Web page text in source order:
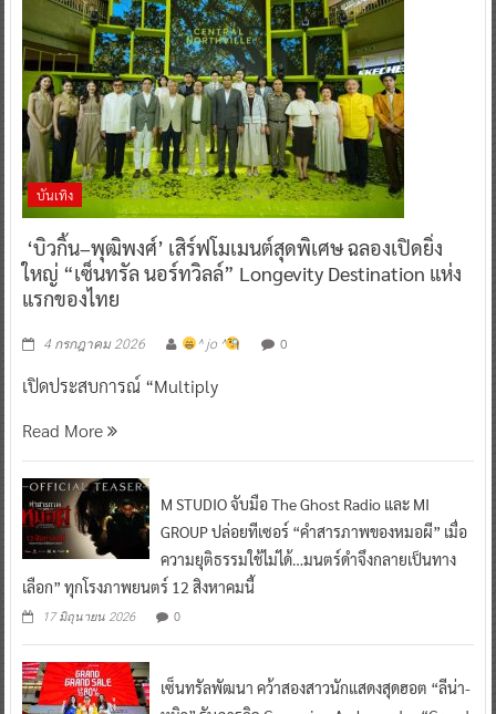
บันเทิง
‘บิวกิ้น–พุฒิพงศ์’ เสิร์ฟโมเมนต์สุดพิเศษ ฉลองเปิดยิ่ง
ใหญ่ “เซ็นทรัล นอร์ทวิลล์” Longevity Destination แห่ง
แรกของไทย
4 กรกฎาคม 2026 ^ jo ^ 0
เปิดประสบการณ์ “Multiply
Read More
M STUDIO จับมือ The Ghost Radio และ MI
GROUP ปล่อยทีเซอร์ “คำสารภาพของหมอผี” เมื่อ
ความยุติธรรมใช้ไม่ได้…มนตร์ดำจึงกลายเป็นทาง
เลือก” ทุกโรงภาพยนตร์ 12 สิงหาคมนี้
17 มิถุนายน 2026 0
เซ็นทรัลพัฒนา คว้าสองสาวนักแสดงสุดฮอต “ลีน่า-